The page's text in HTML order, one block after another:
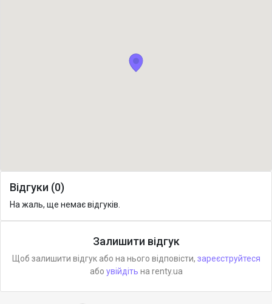
Відгуки (0)
На жаль, ще немає відгуків.
Залишити відгук
Щоб залишити відгук або на нього відповісти, зареєструйтеся
або увійдіть на renty.ua